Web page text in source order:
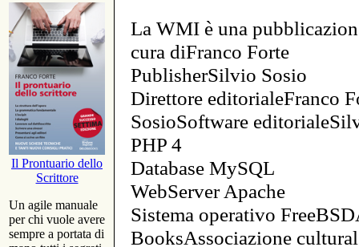
Il Prontuario dello
Scrittore
Un agile manuale
per chi vuole avere
sempre a portata di
La WMI è una
cura diFranco Forte
PublisherSilvio Sosio
Direttore editorialeFranco
SosioSoftware
PHP 4
Database MySQL
WebServer Apache
Sistema operativo
BooksAssociazione